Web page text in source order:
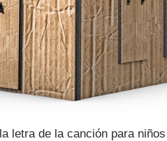
letra de la canción para